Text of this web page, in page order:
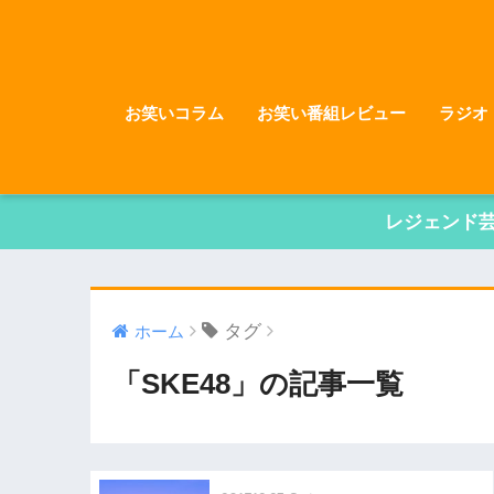
お笑いコラム お笑い番組レビュー ラジオ
レジェンド
ホーム タグ
「SKE48」の記事一覧